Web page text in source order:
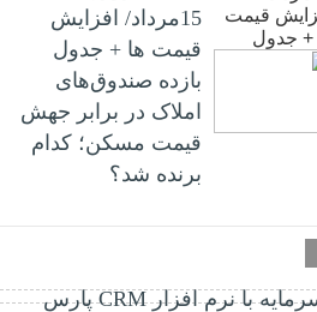
15مرداد/ افزایش
قیمت ها + جدول
بازده صندوق‌های
املاک در برابر جهش
قیمت مسکن؛ کدام
برنده شد؟
تحلیل سرمایه با نرم افزار CRM پارس